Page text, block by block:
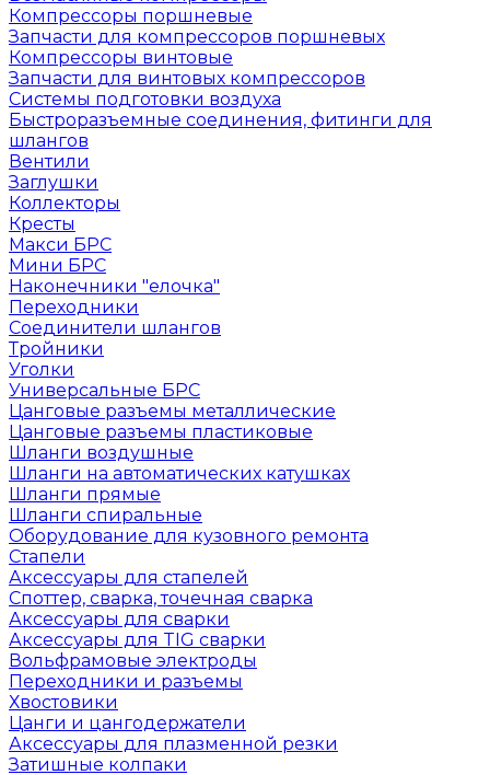
Компрессоры поршневые
Запчасти для компрессоров поршневых
Компрессоры винтовые
Запчасти для винтовых компрессоров
Системы подготовки воздуха
Быстроразъемные соединения, фитинги для
шлангов
Вентили
Заглушки
Коллекторы
Кресты
Макси БРС
Мини БРС
Наконечники "елочка"
Переходники
Соединители шлангов
Тройники
Уголки
Универсальные БРС
Цанговые разъемы металлические
Цанговые разъемы пластиковые
Шланги воздушные
Шланги на автоматических катушках
Шланги прямые
Шланги спиральные
Оборудование для кузовного ремонта
Стапели
Аксессуары для стапелей
Споттер, сварка, точечная сварка
Аксессуары для сварки
Аксессуары для TIG сварки
Вольфрамовые электроды
Переходники и разъемы
Хвостовики
Цанги и цангодержатели
Аксессуары для плазменной резки
Затишные колпаки